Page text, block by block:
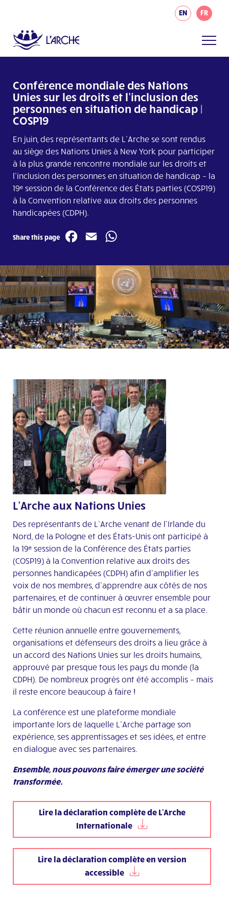
EN FR
Conférence mondiale des Nations
Unies sur les droits et l’inclusion des
personnes en situation de handicap |
COSP19
En juin, des représentants de L’Arche se sont rendus
au siège des Nations Unies à New York pour participer
à la plus grande rencontre mondiale sur les droits et
l’inclusion des personnes en situation de handicap – la
19ᵉ session de la Conférence des États parties (COSP19)
à la Convention relative aux droits des personnes
handicapées (CDPH).
Share this page Facebook
Email
L’Arche aux Nations Unies
Des représentants de L’Arche venant de l’Irlande du
Nord, de la Pologne et des États-Unis ont participé à
la 19ᵉ session de la Conférence des États parties
(COSP19) à la Convention relative aux droits des
personnes handicapées (CDPH) afin d’amplifier les
voix de nos membres, d’apprendre aux côtés de nos
partenaires, et de continuer à œuvrer ensemble pour
bâtir un monde où chacun est reconnu et a sa place.
Cette réunion annuelle entre gouvernements,
organisations et défenseurs des droits a lieu grâce à
un accord des Nations Unies sur les droits humains,
approuvé par presque tous les pays du monde (la
CDPH). De nombreux progrès ont été accomplis – mais
il reste encore beaucoup à faire !
La conférence est une plateforme mondiale
importante lors de laquelle L’Arche partage son
expérience, ses apprentissages et ses idées, et entre
en dialogue avec ses partenaires.
Ensemble, nous pouvons faire émerger une société
transformée.
Lire la déclaration complète de L'Arche
Internationale
Lire la déclaration complète en version
accessible